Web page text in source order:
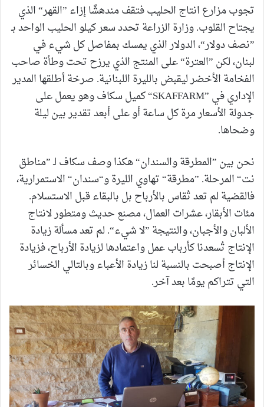
تجوب مزارع انتاج الحليب فتقف مندهشًا إزاء ”القهر“ الذي
يجتاح القلوب. وزارة الزراعة تحدد سعر كيلو الحليب الواحد بـ
”نصف دولار“، الدولار الذي يمسك بمفاصل كل شيء في
لبنان، لكن ”العترة“ على المنتج الذي يرزح تحت وطأة صاحب
الفخامة الأخضر ليقبض بالليرة اللبنانية. صرخة أطلقها المدير
الإداري في ”SKAFFARM“ كميل سكاف وهو يعمل على
جدولة الأسعار مرة كل ساعة أو على أبعد تقدير بين ليلة
وضحاها.
نحن بين ”المطرقة والسندان“ هكذا وصف سكاف لـ ”مناطق
نت“ المرحلة. ”مطرقة“ تهاوي الليرة و“سندان“ الاستمرارية،
فالقضية لم تعد تُقاس بالأرباح بل بالبقاء قبل الاستسلام.
مئات الأبقار، عشرات العمال، مصنع حديث ومتطور لانتاج
الألبان والأجبان، والنتيجة ”لا شيء“. لم تعد مسألة زيادة
الإنتاج تُسعدنا كأرباب عمل واعتمادها لزيادة الأرباح، فزيادة
الإنتاج أصبحت بالنسبة لنا زيادة الأعباء وبالتالي الخسائر
التي تتراكم يومًا بعد آخر.